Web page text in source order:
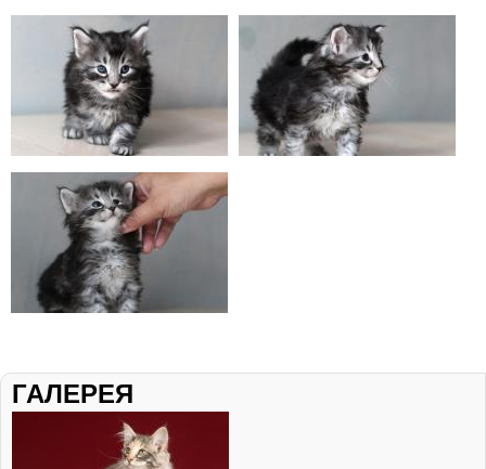
ГАЛЕРЕЯ